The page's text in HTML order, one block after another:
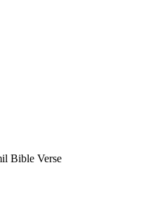
Bible Verse